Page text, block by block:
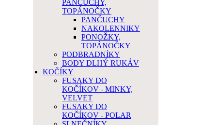
PANČUCHY,
TOPÁNOČKY
PANČUCHY
NAKOLENNIKY
PONOŽKY,
TOPÁNOČKY
PODBRADNÍKY
BODY DLHÝ RUKÁV
KOČÍKY
FUSAKY DO
KOČÍKOV - MINKY,
VELVET
FUSAKY DO
KOČÍKOV - POLAR